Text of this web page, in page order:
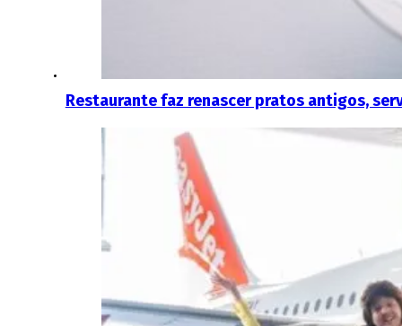
Restaurante faz renascer pratos antigos,